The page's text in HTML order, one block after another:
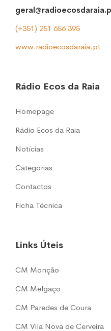
(+351) 251 656 395
www.radioecosdaraia.pt
Rádio Ecos da Raia
Homepage
Rádio Ecos da Raia
Notícias
Categorias
Contactos
Ficha Técnica
Links Úteis
CM Monção
CM Melgaço
CM Paredes de Coura
CM Vila Nova de Cerveira